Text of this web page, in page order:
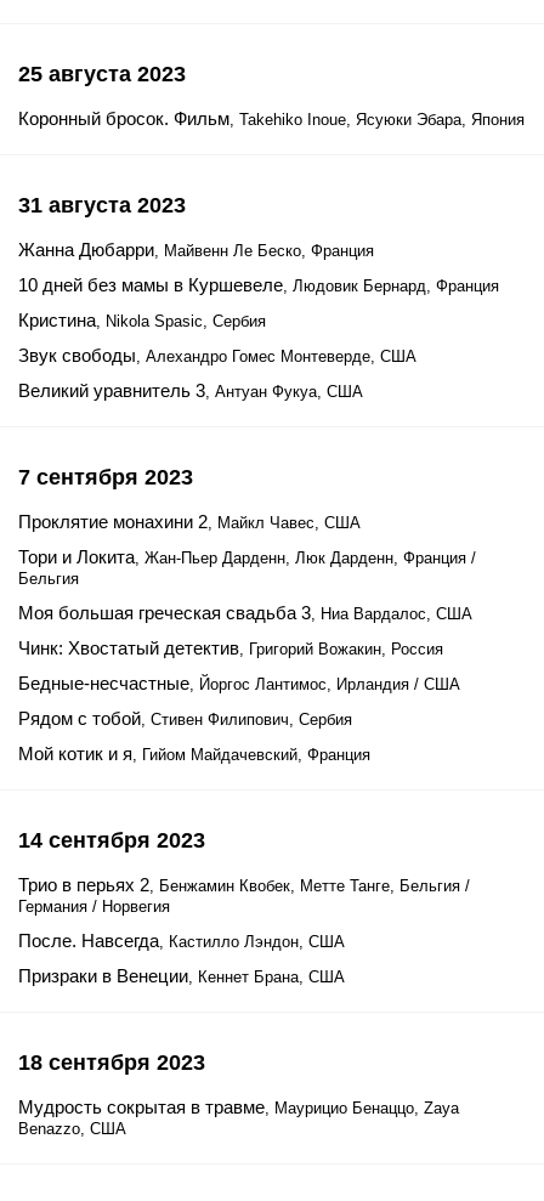
25 августа 2023
Коронный бросок. Фильм, Takehiko Inoue, Ясуюки Эбара, Япония
31 августа 2023
Жанна Дюбарри, Майвенн Ле Беско, Франция
10 дней без мамы в Куршевеле, Людовик Бернард, Франция
Кристина, Nikola Spasic, Сербия
Звук свободы, Алехандро Гомес Монтеверде, США
Великий уравнитель 3, Антуан Фукуа, США
7 сентября 2023
Проклятие монахини 2, Майкл Чавес, США
Тори и Локита, Жан-Пьер Дарденн, Люк Дарденн, Франция /
Бельгия
Моя большая греческая свадьба 3, Ниа Вардалос, США
Чинк: Хвостатый детектив, Григорий Вожакин, Россия
Бедные-несчастные, Йоргос Лантимос, Ирландия / США
Рядом с тобой, Стивен Филипович, Сербия
Мой котик и я, Гийом Майдачевский, Франция
14 сентября 2023
Трио в перьях 2, Бенжамин Квобек, Метте Танге, Бельгия /
Германия / Норвегия
После. Навсегда, Кастилло Лэндон, США
Призраки в Венеции, Кеннет Брана, США
18 сентября 2023
Мудрость сокрытая в травме, Маурицио Бенаццо, Zaya
Benazzo, США